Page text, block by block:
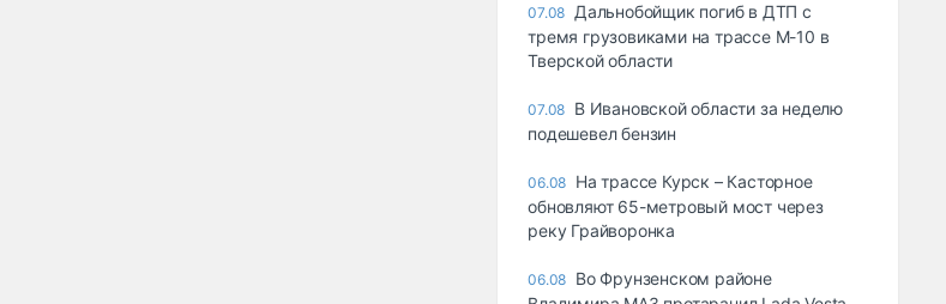
07.08 Дальнобойщик погиб в ДТП с
тремя грузовиками на трассе М-10 в
Тверской области
07.08 В Ивановской области за неделю
подешевел бензин
06.08 На трассе Курск – Касторное
обновляют 65-метровый мост через
реку Грайворонка
06.08 Во Фрунзенском районе